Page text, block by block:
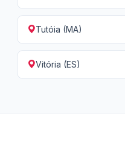
Tutóia (MA)
Vitória (ES)